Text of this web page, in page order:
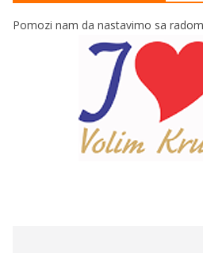
Pomozi nam da nastavimo sa